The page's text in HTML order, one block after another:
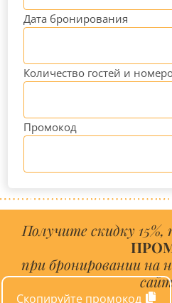
Дата бронирования
Количество гостей и
Промокод
Получите скидку
при бронировании на
Скопируйте промокод